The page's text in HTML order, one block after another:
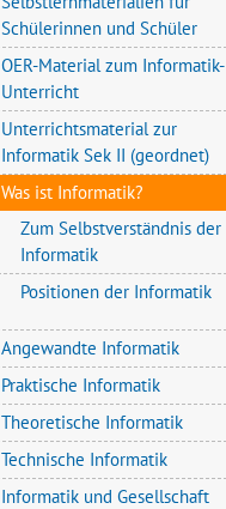
Schülerinnen und Schüler
OER-Material zum Informatik-
Unterricht
Unterrichtsmaterial zur
Informatik Sek II (geordnet)
Was ist Informatik?
Zum Selbstverständnis der
Informatik
Positionen der Informatik
Angewandte Informatik
Praktische Informatik
Theoretische Informatik
Technische Informatik
Informatik und Gesellschaft